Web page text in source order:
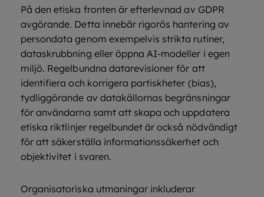
På den etiska fronten är efterlevnad av GDPR
avgörande. Detta innebär rigorös hantering av
persondata genom exempelvis strikta rutiner,
dataskrubbning eller öppna AI-modeller i egen
miljö. Regelbundna datarevisioner för att
identifiera och korrigera partiskheter (bias),
tydliggörande av datakällornas begränsningar
för användarna samt att skapa och uppdatera
etiska riktlinjer regelbundet är också nödvändigt
för att säkerställa informationssäkerhet och
objektivitet i svaren.
Organisatoriska utmaningar inkluderar